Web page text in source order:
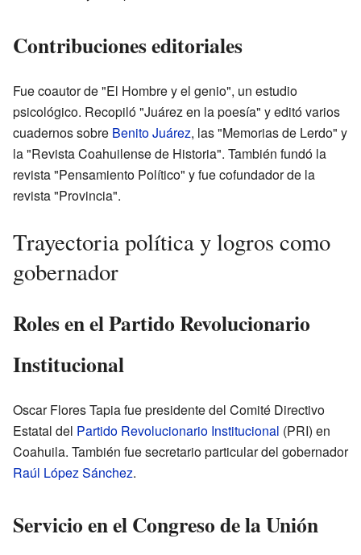
Contribuciones editoriales
Fue coautor de "El Hombre y el genio", un estudio
psicológico. Recopiló "Juárez en la poesía" y editó varios
cuadernos sobre Benito Juárez, las "Memorias de Lerdo" y
la "Revista Coahuilense de Historia". También fundó la
revista "Pensamiento Político" y fue cofundador de la
revista "Provincia".
Trayectoria política y logros como
gobernador
Roles en el Partido Revolucionario
Institucional
Oscar Flores Tapia fue presidente del Comité Directivo
Estatal del Partido Revolucionario Institucional (PRI) en
Coahuila. También fue secretario particular del gobernador
Raúl López Sánchez.
Servicio en el Congreso de la Unión